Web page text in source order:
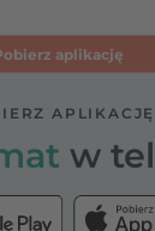
aplikację
APLIKACJĘ
w